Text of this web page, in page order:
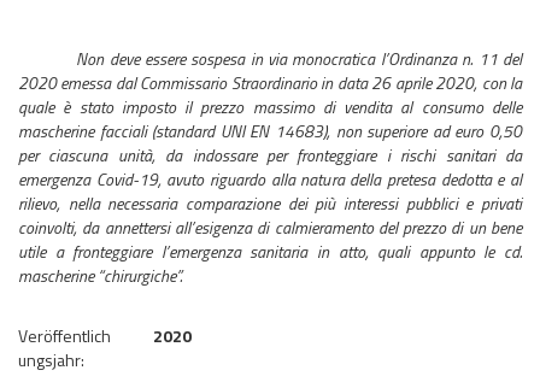
Non deve essere sospesa in via monocratica l’Ordinanza n. 11 del
2020 emessa dal Commissario Straordinario in data 26 aprile 2020, con la
quale è stato imposto il prezzo massimo di vendita al consumo delle
mascherine facciali (standard UNI EN 14683), non superiore ad euro 0,50
per ciascuna unità, da indossare per fronteggiare i rischi sanitari da
emergenza Covid-19, avuto riguardo alla natura della pretesa dedotta e al
rilievo, nella necessaria comparazione dei più interessi pubblici e privati
coinvolti, da annettersi all’esigenza di calmieramento del prezzo di un bene
utile a fronteggiare l’emergenza sanitaria in atto, quali appunto le cd.
mascherine “chirurgiche”.
Veröffentlich
ungsjahr:
2020